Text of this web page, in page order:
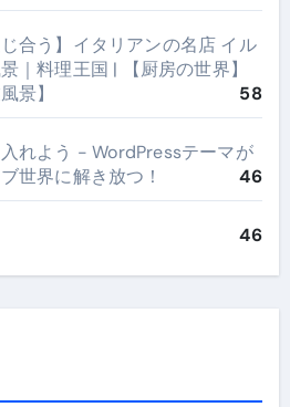
合う】イタリアンの名店 イル
｜料理王国 | 【厨房の世界】
景】
58
れよう - WordPressテーマが
世界に解き放つ！
46
46